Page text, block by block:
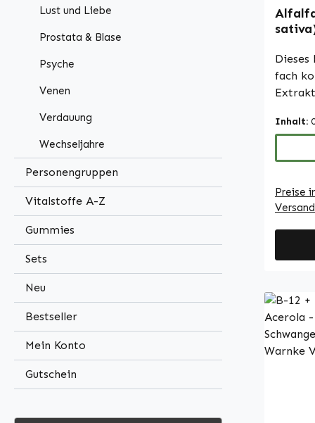
Lust und Liebe
Prostata & Blase
Psyche
Venen
Verdauung
Wechseljahre
Personengruppen
Vitalstoffe A-Z
Gummies
Sets
Neu
Bestseller
Mein Konto
Gutschein
fach
mit
Form
leicht
in den
Made in
Inhalt:
Preise